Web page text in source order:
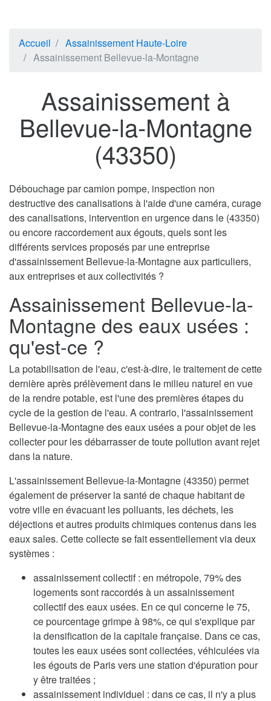
Accueil
Assainissement Haute-Loire
Assainissement Bellevue-la-Montagne
Assainissement à
Bellevue-la-Montagne
(43350)
Débouchage par camion pompe, inspection non
destructive des canalisations à l'aide d'une caméra, curage
des canalisations, intervention en urgence dans le (43350)
ou encore raccordement aux égouts, quels sont les
différents services proposés par une entreprise
d'assainissement Bellevue-la-Montagne aux particuliers,
aux entreprises et aux collectivités ?
Assainissement Bellevue-la-
Montagne des eaux usées :
qu'est-ce ?
La potabilisation de l'eau, c'est-à-dire, le traitement de cette
dernière après prélèvement dans le milieu naturel en vue
de la rendre potable, est l'une des premières étapes du
cycle de la gestion de l'eau. A contrario, l'assainissement
Bellevue-la-Montagne des eaux usées a pour objet de les
collecter pour les débarrasser de toute pollution avant rejet
dans la nature.
L'assainissement Bellevue-la-Montagne (43350) permet
également de préserver la santé de chaque habitant de
votre ville en évacuant les polluants, les déchets, les
déjections et autres produits chimiques contenus dans les
eaux sales. Cette collecte se fait essentiellement via deux
systèmes :
assainissement collectif : en métropole, 79% des
logements sont raccordés à un assainissement
collectif des eaux usées. En ce qui concerne le 75,
ce pourcentage grimpe à 98%, ce qui s'explique par
la densification de la capitale française. Dans ce cas,
toutes les eaux usées sont collectées, véhiculées via
les égouts de Paris vers une station d'épuration pour
y être traitées ;
assainissement individuel : dans ce cas, il n'y a plus